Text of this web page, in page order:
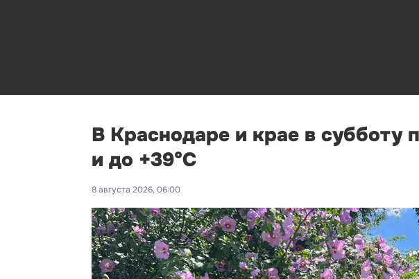
В Краснодаре и крае в субботу
и до +39°С
8 августа 2026, 06:00